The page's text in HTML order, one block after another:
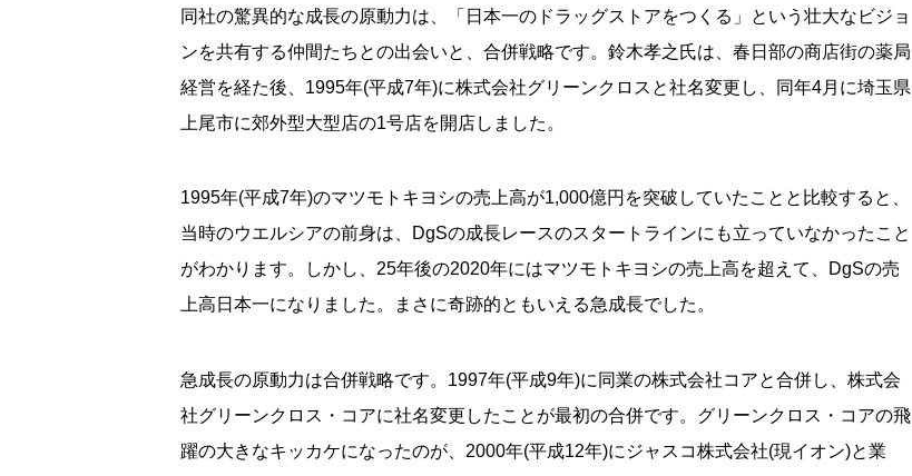
同社の驚異的な成長の原動力は、「日本一のドラッグストアをつくる」という壮大なビジョ
ンを共有する仲間たちとの出会いと、合併戦略です。鈴木孝之氏は、春日部の商店街の薬局
経営を経た後、1995年(平成7年)に株式会社グリーンクロスと社名変更し、同年4月に埼玉県
上尾市に郊外型大型店の1号店を開店しました。
1995年(平成7年)のマツモトキヨシの売上高が1,000億円を突破していたことと比較すると、
当時のウエルシアの前身は、DgSの成長レースのスタートラインにも立っていなかったこと
がわかります。しかし、25年後の2020年にはマツモトキヨシの売上高を超えて、DgSの売
上高日本一になりました。まさに奇跡的ともいえる急成長でした。
急成長の原動力は合併戦略です。1997年(平成9年)に同業の株式会社コアと合併し、株式会
社グリーンクロス・コアに社名変更したことが最初の合併です。グリーンクロス・コアの飛
躍の大きなキッカケになったのが、2000年(平成12年)にジャスコ株式会社(現イオン)と業